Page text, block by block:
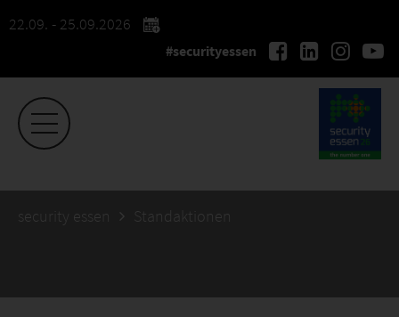
22.09. - 25.09.2026
#securityessen
security essen Standaktionen